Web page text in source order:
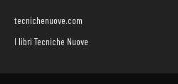
tecnichenuove.com
I libri Tecniche Nuove